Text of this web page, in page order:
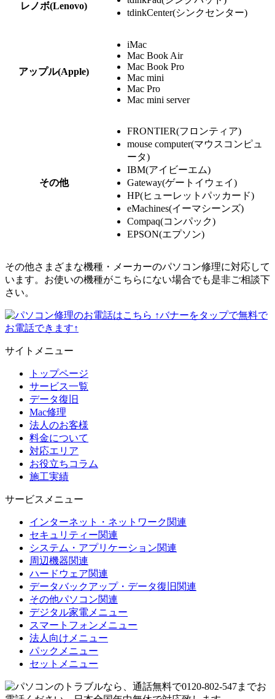
レノボ(Lenovo)
tdinkCenter(シンクセンター)
アップル(Apple)
iMac
Mac Book Air
Mac Book Pro
Mac mini
Mac Pro
Mac mini server
その他
FRONTIER(フロンティア)
mouse computer(マウスコンピュ
ータ)
IBM(アイビーエム)
Gateway(ゲートイウェイ)
HP(ヒューレットパッカード)
eMachines(イーマシーンズ)
Compaq(コンパック)
EPSON(エプソン)
その他さまざまな機種・メーカーのパソコン修理に対応して
います。お使いの機種がこちらにない場合でも是非ご相談下
さい。
↑バナーをタップで無料で
お電話できます↑
サイトメニュー
トップページ
サービス一覧
データ復旧
Mac修理
法人のお客様
料金について
対応エリア
お役立ちコラム
施工実績
サービスメニュー
インターネット・ネットワーク関連
セキュリティー関連
システム・アプリケーション関連
周辺機器関連
ハードウェア関連
データバックアップ・データ復旧関連
その他パソコン関連
デジタル家電メニュー
スマートフォンメニュー
法人向けメニュー
パックメニュー
セットメニュー